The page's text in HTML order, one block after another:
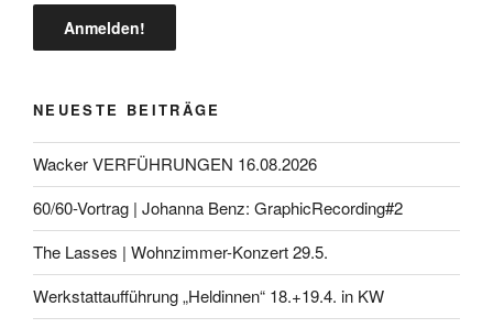
NEUESTE BEITRÄGE
Wacker VERFÜHRUNGEN 16.08.2026
60/60-Vortrag | Johanna Benz: GraphicRecording#2
The Lasses | Wohnzimmer-Konzert 29.5.
Werkstattaufführung „Heldinnen“ 18.+19.4. in KW